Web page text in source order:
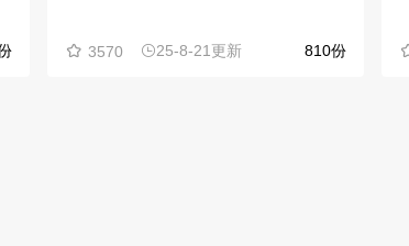
3570 25-8-21更新 810份